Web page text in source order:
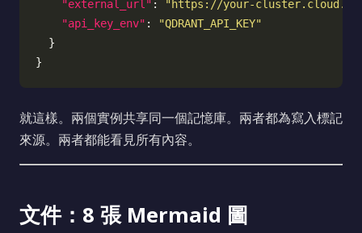
"external_url" :
"https://your-
"api_key_env" :
"QDRANT_API_KEY"
就這樣。兩個實例共享同一個記憶庫。兩者都為寫入標記
來源。兩者都能看見所有內容。
文件：8 張 Mermaid 圖